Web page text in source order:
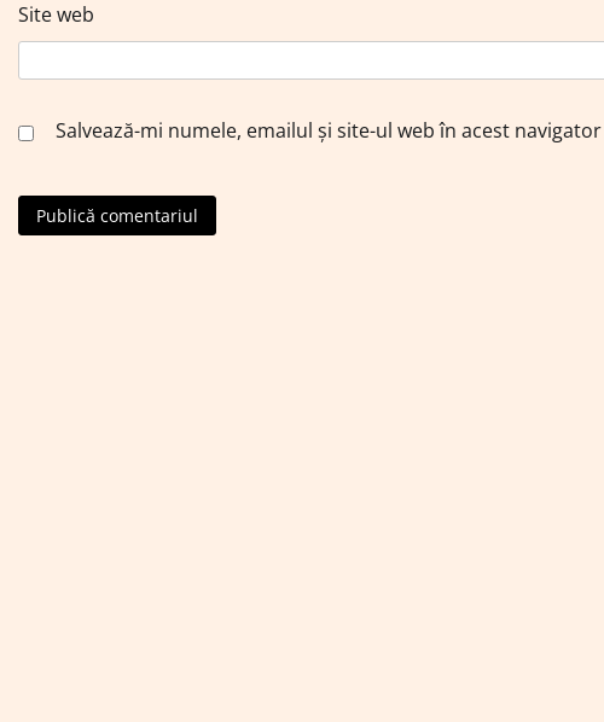
Site web
Salvează-mi numele, emailul și site-ul web în acest